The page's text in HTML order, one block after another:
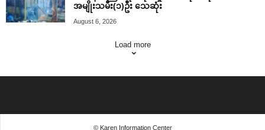
အမျိုးသမီး(၁)ဦး သေဆုံး
August 6, 2026
Load more
© Karen Information Center